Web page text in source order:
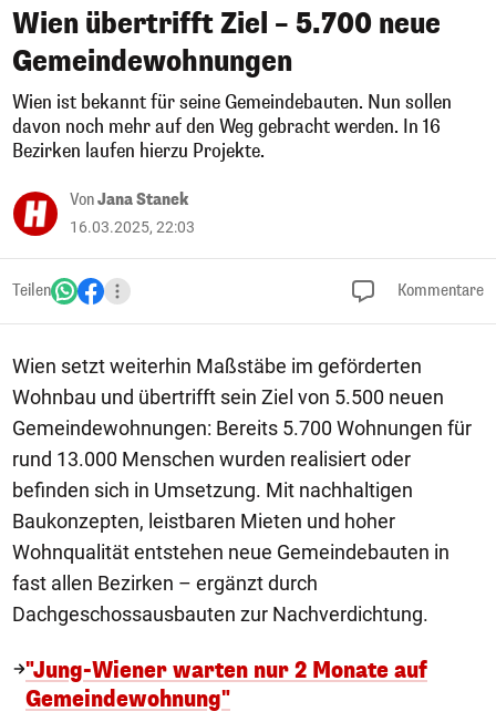
Wien übertrifft Ziel – 5.700 neue
Gemeindewohnungen
Wien ist bekannt für seine Gemeindebauten. Nun sollen
davon noch mehr auf den Weg gebracht werden. In 16
Bezirken laufen hierzu Projekte.
VonJana Stanek
16.03.2025, 22:03
Teilen Kommentare
Wien setzt weiterhin Maßstäbe im geförderten
Wohnbau und übertrifft sein Ziel von 5.500 neuen
Gemeindewohnungen: Bereits 5.700 Wohnungen für
rund 13.000 Menschen wurden realisiert oder
befinden sich in Umsetzung. Mit nachhaltigen
Baukonzepten, leistbaren Mieten und hoher
Wohnqualität entstehen neue Gemeindebauten in
fast allen Bezirken – ergänzt durch
Dachgeschossausbauten zur Nachverdichtung.
"Jung-Wiener warten nur 2 Monate auf
Gemeindewohnung"